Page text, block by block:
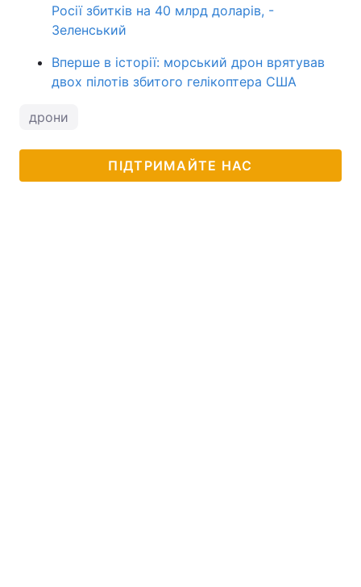
Росії збитків на 40 млрд доларів, -
Зеленський
Вперше в історії: морський дрон врятував
двох пілотів збитого гелікоптера США
дрони
ПІДТРИМАЙТЕ НАС